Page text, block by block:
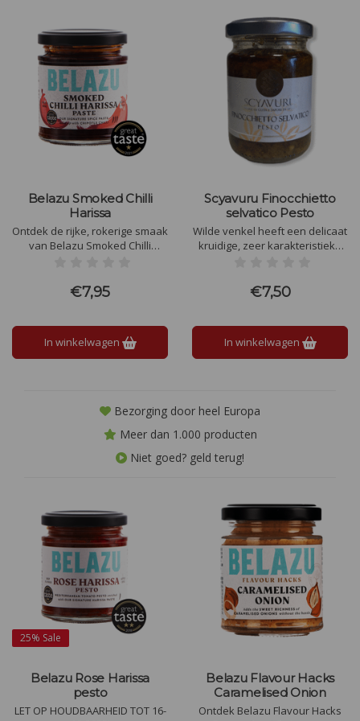
Belazu Smoked Chilli
Harissa
Ontdek de rijke, rokerige smaak
van Belazu Smoked Chilli
Voeg diepte en warmte toe aan
je gerechten met deze
nog!
€7,95
In winkelwagen
Scyavuru Finocchietto
selvatico Pesto
Wilde venkel heeft een delicaat
kruidige, zeer karakteristieke
mediterrane struikgewas op de
wilde stranden van Zuid-Sicilië.
€7,50
In winkelwagen
Bezorging door heel Europa
Meer dan 1.000 producten
Niet goed? geld terug!
25% Sale
Belazu Rose Harissa
pesto
LET OP HOUDBAARHEID TOT 16-
Belazu Flavour Hacks
Caramelised Onion
Ontdek Belazu Flavour Hacks